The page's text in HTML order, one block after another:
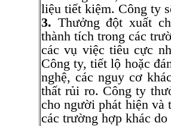
liệu tiết kiệm. Công ty
3. Thưởng đột xuất
thành tích trong các
các vụ việc tiêu cực
Công ty, tiết lộ hoặc
nghệ, các nguy cơ
thất rủi ro. Công ty
cho người phát hiện và
các trường hợp khác